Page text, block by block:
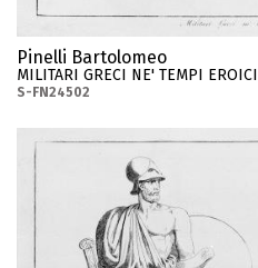
Pinelli Bartolomeo
MILITARI GRECI NE' TEMPI EROICI
S-FN24502